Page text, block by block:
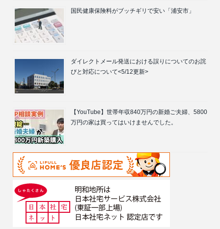
国民健康保険料がブッチギリで安い「浦安市」
ダイレクトメール発送における誤りについてのお詫
びと対応について<5/12更新>
【YouTube】世帯年収840万円の新婚ご夫婦、5800
万円の家は買ってはいけませんでした。